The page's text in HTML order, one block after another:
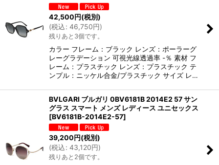
絞り込む
42,500円(税別)
(税込: 46,750円)
残りあと3個です。
カラー フレーム：ブラック レンズ：ポーラーグ
レーグラデーション 可視光線透過率 -％ 素材 フ
レーム：プラスチック レンズ：プラスチック テ
ンプル：ニッケル合金/プラスチック サイズ レ…
BVLGARI ブルガリ 0BV6181B 2014E2 57 サン
グラス スマート メンズ レディース ユニセックス
[BV6181B-2014E2-57]
39,200円(税別)
(税込: 43,120円)
残りあと2個です。